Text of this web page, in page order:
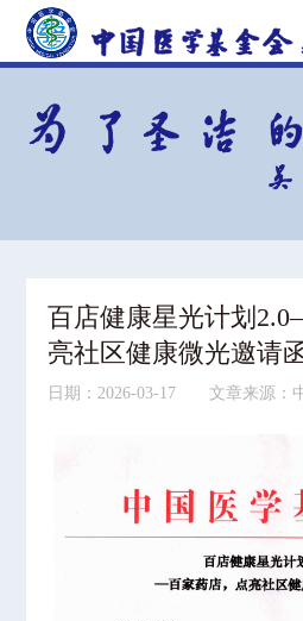
百店健康星光计划
亮社区健康微光邀请
日期：2026-03-17 文章来源：